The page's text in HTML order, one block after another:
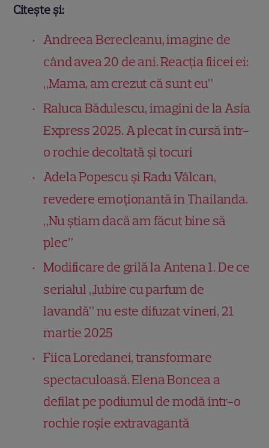
Citește și:
Andreea Berecleanu, imagine de
când avea 20 de ani. Reacția fiicei ei:
„Mama, am crezut că sunt eu”
Raluca Bădulescu, imagini de la Asia
Express 2025. A plecat în cursă într-
o rochie decoltată și tocuri
Adela Popescu și Radu Vâlcan,
revedere emoționantă în Thailanda.
„Nu știam dacă am făcut bine să
plec”
Modificare de grilă la Antena 1. De ce
serialul „Iubire cu parfum de
lavandă” nu este difuzat vineri, 21
martie 2025
Fiica Loredanei, transformare
spectaculoasă. Elena Boncea a
defilat pe podiumul de modă într-o
rochie roșie extravagantă